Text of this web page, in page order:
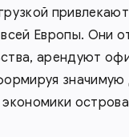
Европы. Они
арендуют